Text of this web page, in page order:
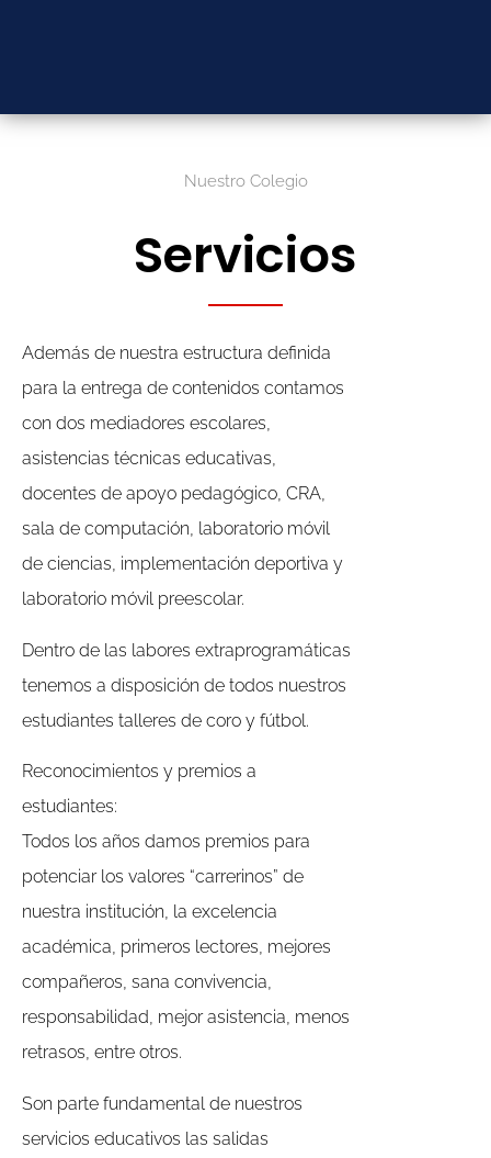
Nuestro Colegio
Servicios
Además de nuestra estructura definida
para la entrega de contenidos contamos
con dos mediadores escolares,
asistencias técnicas educativas,
docentes de apoyo pedagógico, CRA,
sala de computación, laboratorio móvil
de ciencias, implementación deportiva y
laboratorio móvil preescolar.
Dentro de las labores extraprogramáticas
tenemos a disposición de todos nuestros
estudiantes talleres de coro y fútbol.
Reconocimientos y premios a
estudiantes:
Todos los años damos premios para
potenciar los valores “carrerinos” de
nuestra institución, la excelencia
académica, primeros lectores, mejores
compañeros, sana convivencia,
responsabilidad, mejor asistencia, menos
retrasos, entre otros.
Son parte fundamental de nuestros
servicios educativos las salidas